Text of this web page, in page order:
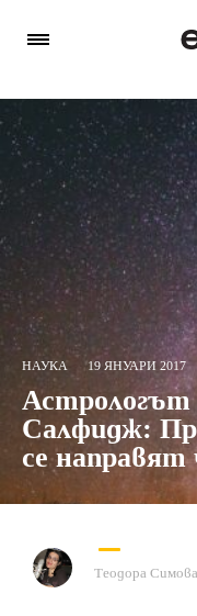
НАУКА 19 ЯНУАРИ 2017
Салфидж:
се направят
Теодора Симова